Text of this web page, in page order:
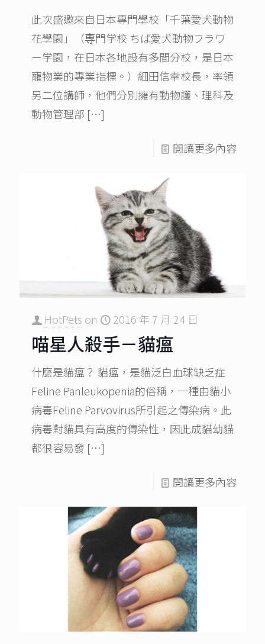
此次盛邀來自日本專門學校「千葉愛犬動物
花學園」（専門学校 ちば愛犬動物フラワ
ー学園，在日本各地設有多間分校，是日本
寵物業的專業指標。）細田信幸校長，率領
另二位講師，他們分別擁有動物護、理科及
動物管理部 […]
閱讀更多內容
HotPets on 2016 年 7 月 24 日
喵星人殺手－貓瘟
什麼是貓瘟？ 貓瘟，是貓泛白血球缺乏症
Feline Panleukopenia的俗稱，一種由貓小
病毒Feline Parvovirus所引起之傳染病。此
病毒對貓具有高度的傳染性，因此成貓幼貓
都很容易發 […]
閱讀更多內容